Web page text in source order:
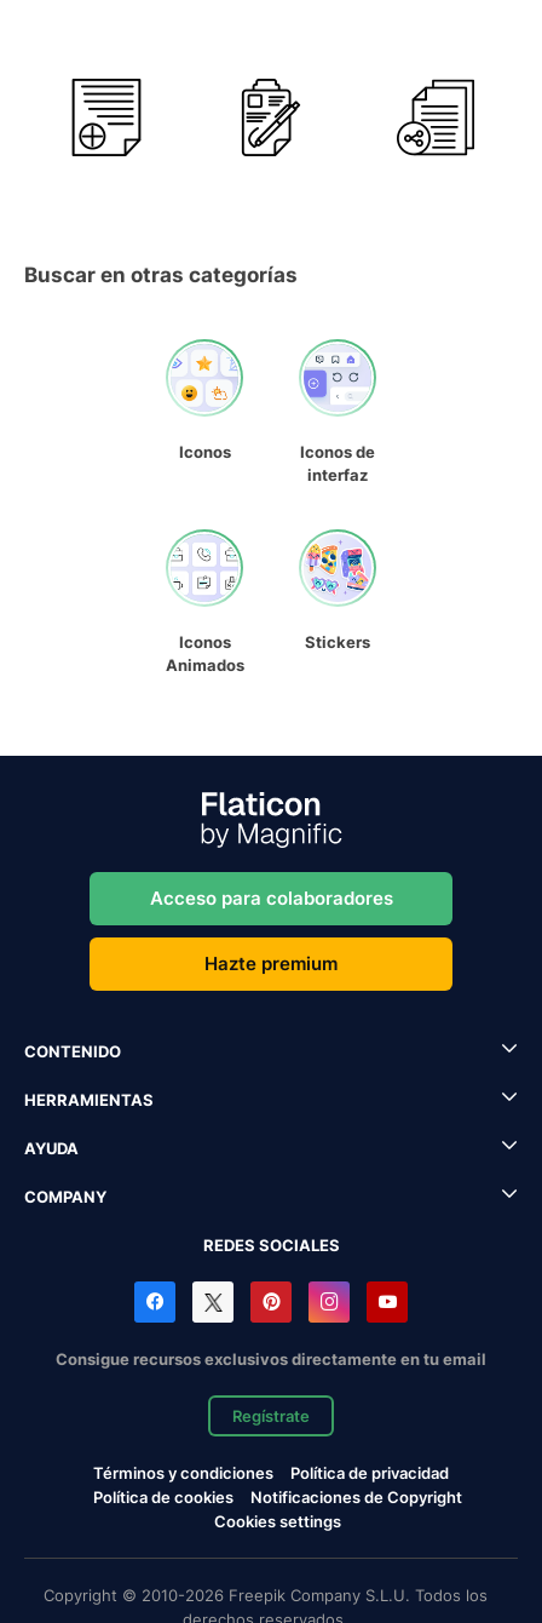
Buscar en otras categorías
Iconos
Iconos de
interfaz
Iconos
Animados
Stickers
Acceso para colaboradores
Hazte premium
CONTENIDO
HERRAMIENTAS
AYUDA
COMPANY
REDES SOCIALES
Consigue recursos exclusivos directamente en tu email
Regístrate
Términos y condiciones
Política de privacidad
Política de cookies
Notificaciones de Copyright
Cookies settings
Copyright © 2010-2026 Freepik Company S.L.U. Todos los